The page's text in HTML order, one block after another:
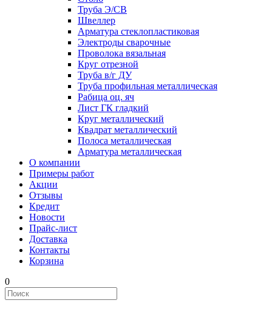
Труба Э/СВ
Швеллер
Арматура стеклопластиковая
Электроды сварочные
Проволока вязальная
Круг отрезной
Труба в/г ДУ
Труба профильная металлическая
Рабица оц. яч
Лист ГК гладкий
Круг металлический
Квадрат металлический
Полоса металлическая
Арматура металлическая
О компании
Примеры работ
Акции
Отзывы
Кредит
Новости
Прайс-лист
Доставка
Контакты
Корзина
0